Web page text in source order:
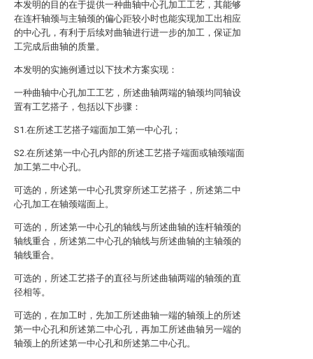
本发明的目的在于提供一种曲轴中心孔加工工艺，其能够
在连杆轴颈与主轴颈的偏心距较小时也能实现加工出相应
的中心孔，有利于后续对曲轴进行进一步的加工，保证加
工完成后曲轴的质量。
本发明的实施例通过以下技术方案实现：
一种曲轴中心孔加工工艺，所述曲轴两端的轴颈均同轴设
置有工艺搭子，包括以下步骤：
S1.在所述工艺搭子端面加工第一中心孔；
S2.在所述第一中心孔内部的所述工艺搭子端面或轴颈端面
加工第二中心孔。
可选的，所述第一中心孔贯穿所述工艺搭子，所述第二中
心孔加工在轴颈端面上。
可选的，所述第一中心孔的轴线与所述曲轴的连杆轴颈的
轴线重合，所述第二中心孔的轴线与所述曲轴的主轴颈的
轴线重合。
可选的，所述工艺搭子的直径与所述曲轴两端的轴颈的直
径相等。
可选的，在加工时，先加工所述曲轴一端的轴颈上的所述
第一中心孔和所述第二中心孔，再加工所述曲轴另一端的
轴颈上的所述第一中心孔和所述第二中心孔。